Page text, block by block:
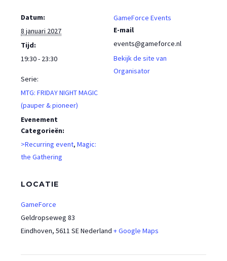
Datum:
8 januari 2027
Tijd:
19:30 - 23:30
Serie:
MTG: FRIDAY NIGHT MAGIC
(pauper & pioneer)
Evenement
Categorieën:
>Recurring event, Magic:
the Gathering
LOCATIE
GameForce
Geldropseweg 83
Eindhoven, 5611 SENederland + Google Maps
GameForce Events
E-mail
events@gameforce.nl
Bekijk de site van
Organisator